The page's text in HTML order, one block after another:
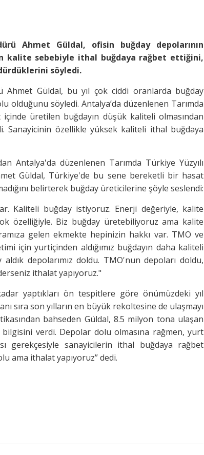
Ahmet Güldal, ofisin buğday depolarının
kalite sebebiyle ithal buğdaya rağbet ettiğini,
söyledi.
Güldal, bu yıl çok ciddi oranlarda buğday
olduğunu söyledi. Antalya’da düzenlenen Tarımda
içinde üretilen buğdayın düşük kaliteli olmasından
Sanayicinin özellikle yüksek kaliteli ithal buğdaya
Antalya'da düzenlenen Tarımda Türkiye Yüzyılı
Güldal, Türkiye'de bu sene bereketli bir hasat
belirterek buğday üreticilerine şöyle seslendi:
Kaliteli buğday istiyoruz. Enerji değeriyle, kalite
özelliğiyle. Biz buğday üretebiliyoruz ama kalite
gelen ekmekte hepinizin hakkı var. TMO ve
için yurtiçinden aldığımız buğdayın daha kaliteli
depolarımız doldu. TMO'nun depoları doldu,
ithalat yapıyoruz."
yaptıkları ön tespitlere göre önümüzdeki yıl
sıra son yılların en büyük rekoltesine de ulaşmayı
bahseden Güldal, 8.5 milyon tona ulaşan
bilgisini verdi. Depolar dolu olmasına rağmen, yurt
gerekçesiyle sanayicilerin ithal buğdaya rağbet
ama ithalat yapıyoruz” dedi.